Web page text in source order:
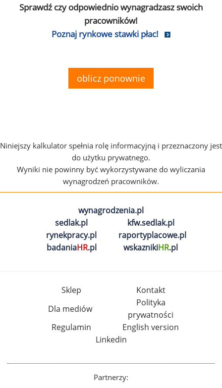
Sprawdź czy odpowiednio wynagradzasz swoich
pracowników!
Poznaj rynkowe stawki płac!
oblicz ponownie
Niniejszy kalkulator spełnia rolę informacyjną i przeznaczony jest
do użytku prywatnego.
Wyniki nie powinny być wykorzystywane do wyliczania
wynagrodzeń pracowników.
wynagrodzenia.pl
sedlak.pl
kfw.sedlak.pl
rynekpracy.pl
raportyplacowe.pl
badaniaHR.pl wskaznikiHR.pl
Sklep
Kontakt
Dla mediów
Polityka
prywatności
Regulamin
English version
Linkedin
Partnerzy: